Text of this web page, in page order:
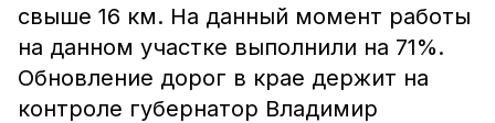
свыше 16 км. На данный момент работы
на данном участке выполнили на 71%.
Обновление дорог в крае держит на
контроле губернатор Владимир